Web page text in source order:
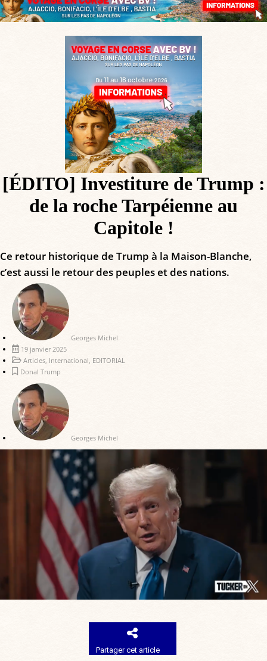
[ÉDITO] Investiture de Trump :
de la roche Tarpéienne au
Capitole !
Ce retour historique de Trump à la Maison-Blanche,
c’est aussi le retour des peuples et des nations.
Georges Michel
19 janvier 2025
Articles, International, EDITORIAL
Donal Trump
Georges Michel
Partager cet article